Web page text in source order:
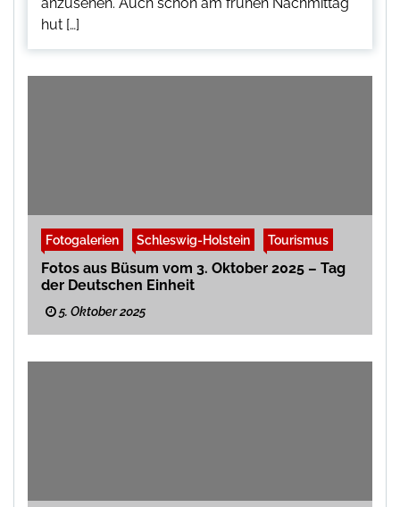
hut […]
Fotogalerien Schleswig-Holstein Tourismus
Fotos aus Büsum vom 3. Oktober 2025 – Tag
der Deutschen Einheit
5. Oktober 2025